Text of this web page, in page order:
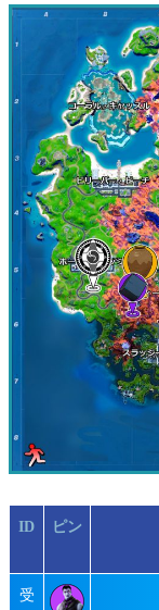
ID ピン
受